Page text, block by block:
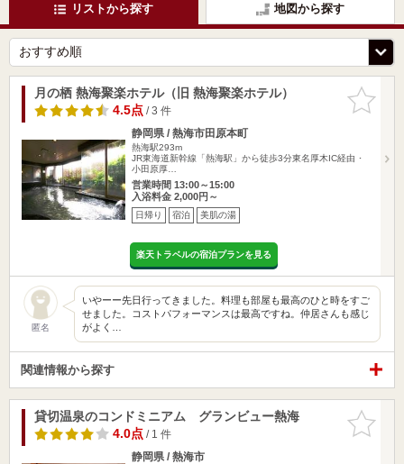
リストから探す 地図から探す
お気に入
りに追加
月の栖 熱海聚楽ホテル（旧 熱海聚楽ホテル）
4.5点/ 3 件
静岡県 / 熱海市田原本町
熱海駅293m
JR東海道新幹線「熱海駅」から徒歩3分東名厚木IC経由 ･
小田原厚…
営業時間 13:00～15:00
入浴料金 2,000円～
日帰り 宿泊 美肌の湯
楽天トラベルの宿泊プランを見る
匿名
いやーー先日行ってきました。料理も部屋も最高のひと時をすご
せました。コストパフォーマンスは最高ですね。仲居さんも感じ
がよく…
関連情報から探す
お気に入
りに追加
貸切温泉のコンドミニアム グランビュー熱海
4.0点/ 1 件
静岡県 / 熱海市